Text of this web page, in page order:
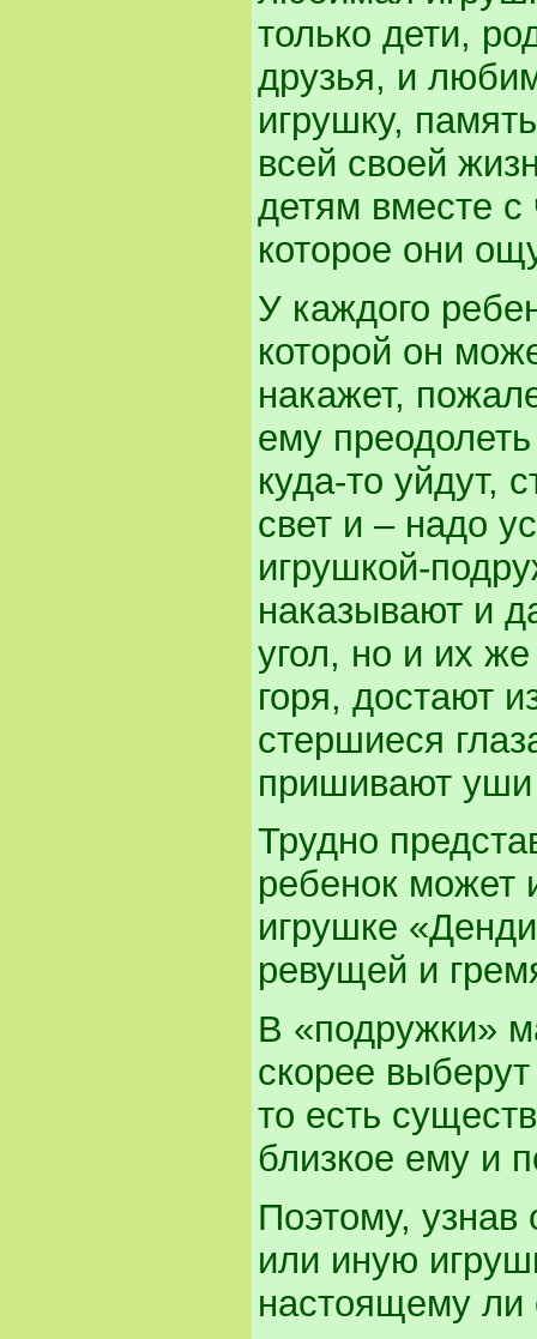
только дети,
друзья, и
игрушку,
всей своей
детям вместе с
которое они
У каждого
которой он
накажет,
ему
куда-то уйдут,
свет и – надо
игрушкой-
наказывают и
угол, но и их
горя, достают
стершиеся
пришивают
Трудно
ребенок может
игрушке
ревущей и
В «подружки»
скорее
то есть
близкое ему и
Поэтому, узнав
или иную
настоящему